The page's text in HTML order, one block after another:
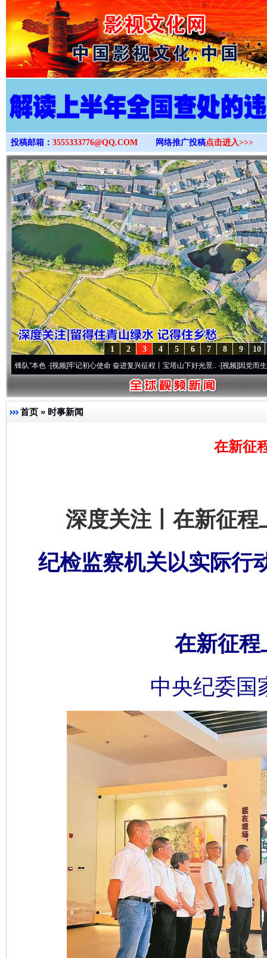
>
投稿邮箱： 3555333776@QQ.COM 网络推广投稿点击进入>>>
10
9
8
7
6
5
4
3
2
1
·[视频]牢记初心使命 奋进复兴征程丨宝塔山下好光景..·[视频]因党而生 为党而战
首页 » 时事新闻
在新征
深度关注丨在新征程
纪检监察机关以实际行
在新征程
中央纪委国